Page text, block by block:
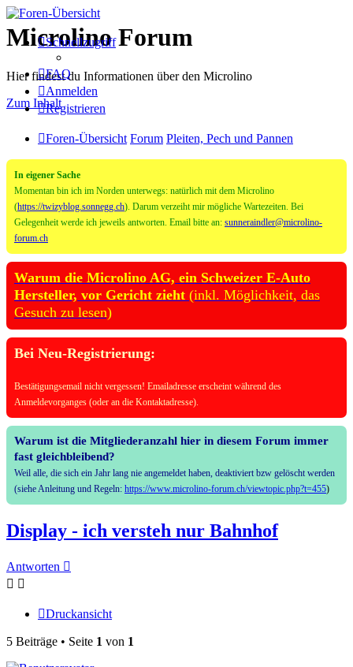
Microlino Forum
Hier findest du Informationen über den Microlino
Zum Inhalt
Schnellzugriff
FAQ
Anmelden
Registrieren
Foren-Übersicht Forum Pleiten, Pech und Pannen
In eigener Sache
Momentan bin ich im Norden unterwegs: natürlich mit dem Microlino
(https://twizyblog.sonnegg.ch). Darum verzeiht mir mögliche Wartezeiten. Bei
Gelegenheit werde ich jeweils antworten. Email bitte an: sunneraindler@microlino-
forum.ch
Warum die Microlino AG, ein Schweizer E-Auto
Hersteller, vor Gericht zieht (inkl. Möglichkeit, das
Gesuch zu lesen)
Bei Neu-Registrierung:
Bestätigungsemail nicht vergessen! Emailadresse erscheint während des
Anmeldevorganges (oder an die Kontaktadresse).
Warum ist die Mitgliederanzahl hier in diesem Forum immer
fast gleichbleibend?
Weil alle, die sich ein Jahr lang nie angemeldet haben, deaktiviert bzw gelöscht werden
(siehe Anleitung und Regeln: https://www.microlino-forum.ch/viewtopic.php?t=455)
Display - ich versteh nur Bahnhof
Antworten
Druckansicht
5 Beiträge • Seite 1 von 1